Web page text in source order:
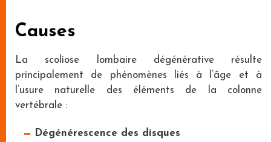
Causes
La scoliose lombaire dégénérative résulte
principalement de phénomènes liés à l’âge et à
l’usure naturelle des éléments de la colonne
vertébrale :
Dégénérescence des disques